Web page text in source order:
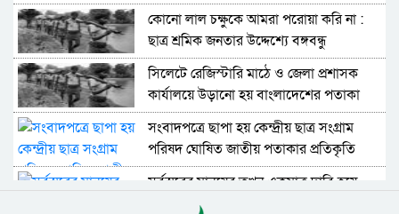
কোনো লাল চক্ষুকে আমরা পরোয়া করি না :
ছাত্র শ্রমিক জনতার উদ্দেশ্যে বঙ্গবন্ধু
সিলেটে রেজিস্টারি মাঠে ও জেলা প্রশাসক
কার্যালয়ে উড়ানো হয় বাংলাদেশের পতাকা
সংবাদপত্রে ছাপা হয় কেন্দ্রীয় ছাত্র সংগ্রাম
পরিষদ ঘোষিত জাতীয় পতাকার প্রতিকৃতি
সর্বস্তরের মানুষের তখন একমাত্র দাবি হয়ে
উঠেছে বাংলাদেশের স্বাধীনতা